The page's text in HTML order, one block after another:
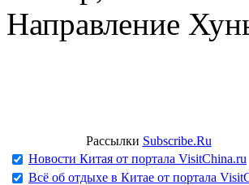
Направление
Рассылки Subscribe.Ru
Новости Китая от портала VisitChina.ru
Всё об отдыхе в Китае от портала